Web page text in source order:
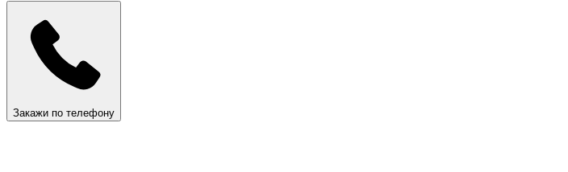
Закажи по телефону